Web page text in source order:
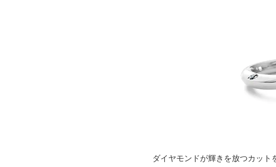
ダイヤモンドが輝きを放つカッ